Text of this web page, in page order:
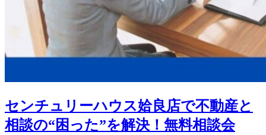
センチュリーハウス姶良店で不動産と
相談の“困った”を解決！無料相談会